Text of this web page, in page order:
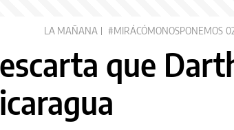
LA MAÑANA #MIRÁCÓMONOSPONEMOS
que